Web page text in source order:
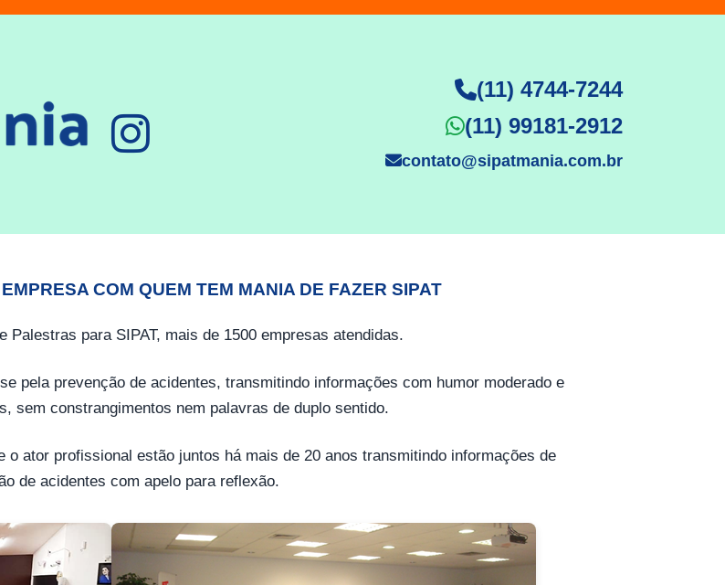
(11) 4744-7244
(11) 99181-2912
contato@sipatmania.com.br
COM QUEM TEM MANIA DE FAZER SIPAT
Palestras para SIPAT, mais de 1500 empresas atendidas.
pela prevenção de acidentes, transmitindo informações com humor moderado e
sem constrangimentos nem palavras de duplo sentido.
o ator profissional estão juntos há mais de 20 anos transmitindo informações de
de acidentes com apelo para reflexão.